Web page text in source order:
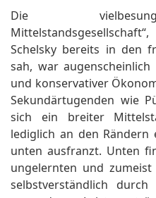
Die
Schelsky bereits in den
sah, war
und konservativer
Sekundärtugenden wie
sich ein breiter
lediglich an den
unten ausfranzt. Unten
ungelernten und
selbstverständlich